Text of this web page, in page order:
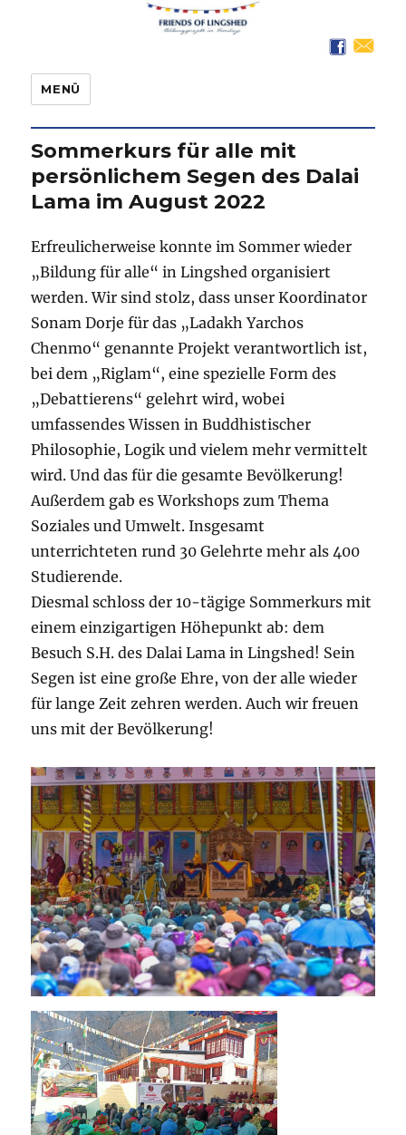
Friends of Lingshed
MENÜ
Sommerkurs für alle mit
persönlichem Segen des Dalai
Lama im August 2022
Erfreulicherweise konnte im Sommer wieder
„Bildung für alle“ in Lingshed organisiert
werden. Wir sind stolz, dass unser Koordinator
Sonam Dorje für das „Ladakh Yarchos
Chenmo“ genannte Projekt verantwortlich ist,
bei dem „Riglam“, eine spezielle Form des
„Debattierens“ gelehrt wird, wobei
umfassendes Wissen in Buddhistischer
Philosophie, Logik und vielem mehr vermittelt
wird. Und das für die gesamte Bevölkerung!
Außerdem gab es Workshops zum Thema
Soziales und Umwelt. Insgesamt
unterrichteten rund 30 Gelehrte mehr als 400
Studierende.
Diesmal schloss der 10-tägige Sommerkurs mit
einem einzigartigen Höhepunkt ab: dem
Besuch S.H. des Dalai Lama in Lingshed! Sein
Segen ist eine große Ehre, von der alle wieder
für lange Zeit zehren werden. Auch wir freuen
uns mit der Bevölkerung!